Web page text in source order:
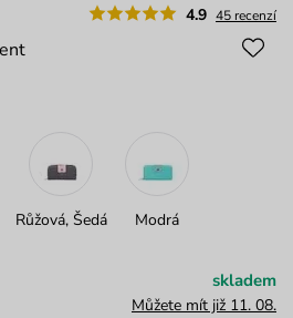
4.9 45 recenzí
Růžová, Šedá Modrá
skladem
Můžete mít již 11. 08.